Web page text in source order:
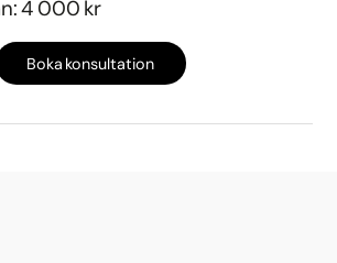
4 000 kr
Boka konsultation